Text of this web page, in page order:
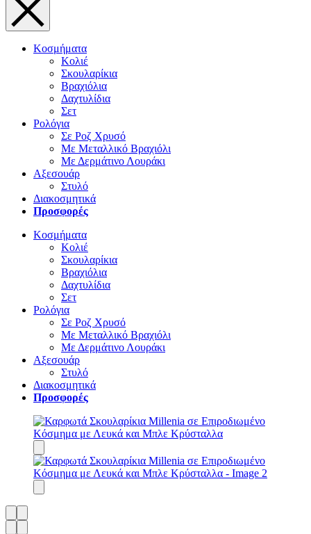
Κοσμήματα
Κολιέ
Σκουλαρίκια
Βραχιόλια
Δαχτυλίδια
Σετ
Ρολόγια
Σε Ροζ Χρυσό
Με Μεταλλικό Βραχιόλι
Με Δερμάτινο Λουράκι
Αξεσουάρ
Στυλό
Διακοσμητικά
Προσφορές
Κοσμήματα
Κολιέ
Σκουλαρίκια
Βραχιόλια
Δαχτυλίδια
Σετ
Ρολόγια
Σε Ροζ Χρυσό
Με Μεταλλικό Βραχιόλι
Με Δερμάτινο Λουράκι
Αξεσουάρ
Στυλό
Διακοσμητικά
Προσφορές